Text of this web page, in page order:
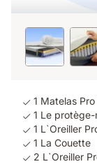
1 Matelas
1 Le
1 L`Oreiller
1 La Couette
2 L`Oreiller